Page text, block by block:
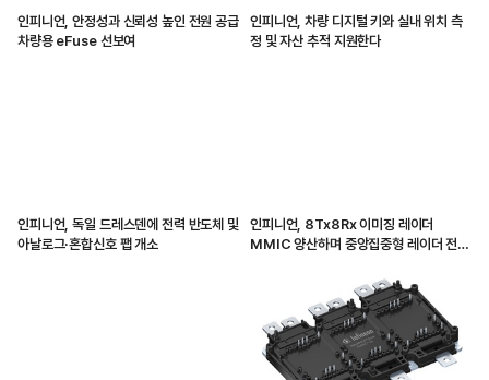
인피니언, 안정성과 신뢰성 높인 전원 공급
차량용 eFuse 선보여
인피니언, 차량 디지털 키와 실내 위치 측
정 및 자산 추적 지원한다
인피니언, 독일 드레스덴에 전력 반도체 및
아날로그·혼합신호 팹 개소
인피니언, 8Tx8Rx 이미징 레이더
MMIC 양산하며 중앙집중형 레이더 전환